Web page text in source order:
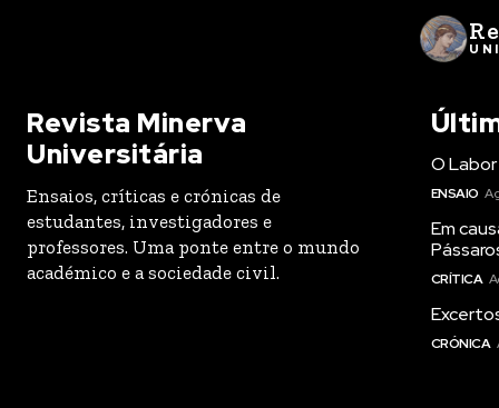
Revista Minerva
Universitária
Ensaios, críticas e crónicas de
estudantes, investigadores e
professores. Uma ponte entre o mundo
académico e a sociedade civil.
O
ENSAIO
Em
CRÍTICA
CRÓNICA